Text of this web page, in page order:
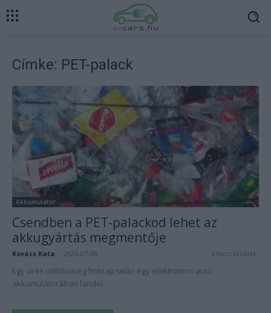
Címke: PET-palack
Akkumulátor
Csendben a PET-palackod lehet az
akkugyártás megmentője
Kovács Kata 2026-07-08 3 hozzászólás
Egy üres üdítősüveg holnap talán egy elektromos autó
akkumulátorában landol.